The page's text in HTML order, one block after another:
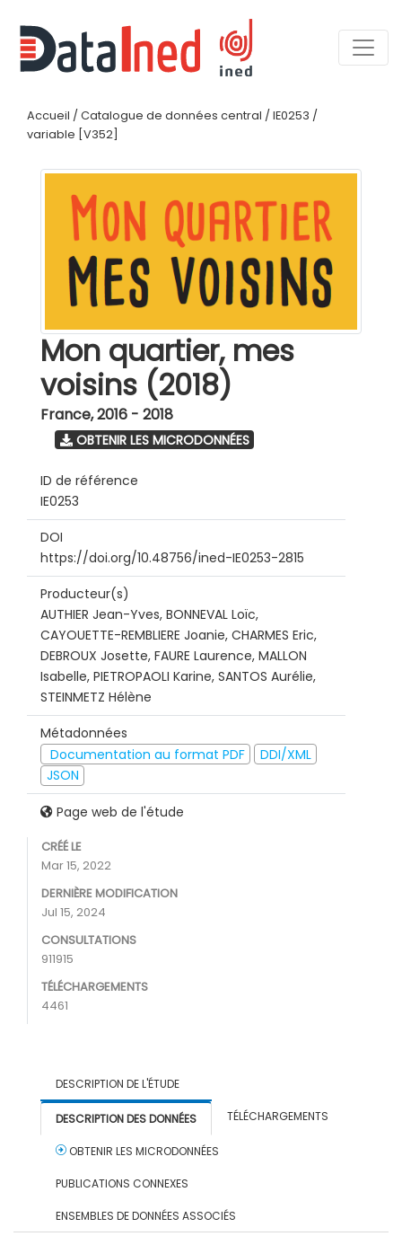
Accueil / Catalogue de données central / IE0253 /
variable [V352]
Mon quartier, mes
voisins (2018)
France,2016 - 2018
OBTENIR LES MICRODONNÉES
ID de référence
IE0253
DOI
https://doi.org/10.48756/ined-IE0253-2815
Producteur(s)
AUTHIER Jean-Yves, BONNEVAL Loïc,
CAYOUETTE-REMBLIERE Joanie, CHARMES Eric,
DEBROUX Josette, FAURE Laurence, MALLON
Isabelle, PIETROPAOLI Karine, SANTOS Aurélie,
STEINMETZ Hélène
Métadonnées
Documentation au format PDF
DDI/XML
JSON
Page web de l'étude
CRÉÉ LE
Mar 15, 2022
DERNIÈRE MODIFICATION
Jul 15, 2024
CONSULTATIONS
911915
TÉLÉCHARGEMENTS
4461
DESCRIPTION DE L'ÉTUDE
DESCRIPTION DES DONNÉES TÉLÉCHARGEMENTS
OBTENIR LES MICRODONNÉES
PUBLICATIONS CONNEXES
ENSEMBLES DE DONNÉES ASSOCIÉS